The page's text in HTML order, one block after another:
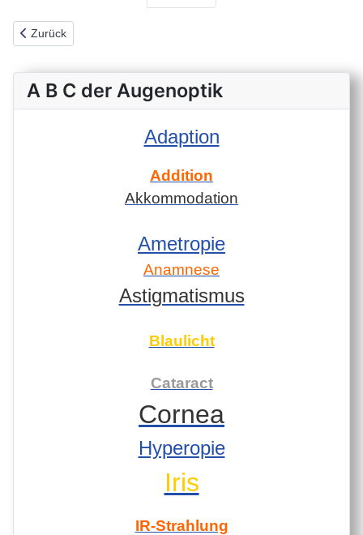
Vorheriger Beitrag: Licht- und Sonnenschutz
Zurück
A B C der Augenoptik
Adaption
Addition
Akkommodation
Ametropie
Anamnese
Astigmatismus
Blaulicht
Cataract
Cornea
Hyperopie
Iris
IR-Strahlung